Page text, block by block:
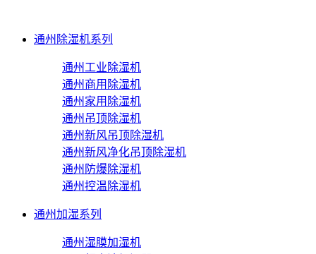
通州除湿机系列
通州工业除湿机
通州商用除湿机
通州家用除湿机
通州吊顶除湿机
通州新风吊顶除湿机
通州新风净化吊顶除湿机
通州防爆除湿机
通州控温除湿机
通州加湿系列
通州湿膜加湿机